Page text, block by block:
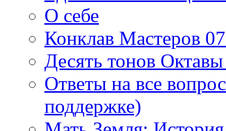
О себе
Конклав Мастеров
Десять тонов
Ответы на все
поддержке)